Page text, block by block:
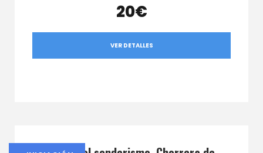
20€
VER DETALLES